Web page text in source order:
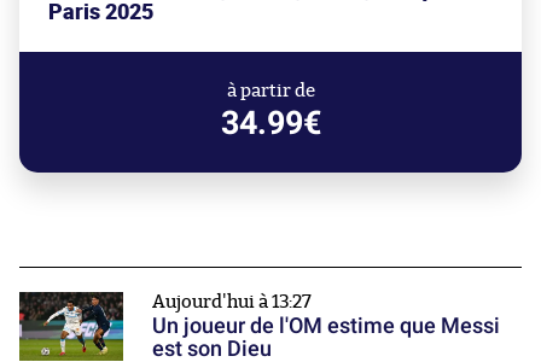
Paris 2025
à partir de
34.99€
Aujourd'hui à 13:27
Un joueur de l'OM estime que Messi
est son Dieu